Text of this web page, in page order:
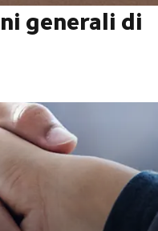
generali di